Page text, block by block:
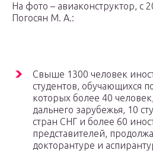
На фото – авиаконструктор, с
Погосян М. А.:
Свыше 1300 человек
студентов, обучающихся
которых более 40
дальнего зарубежья, 10
стран СНГ и более 60
представителей,
докторантуре и